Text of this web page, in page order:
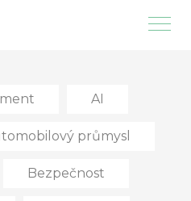
AI
průmysl
Bezpečnost